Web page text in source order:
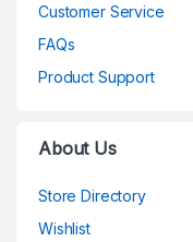
Customer Service
FAQs
Product Support
About Us
Store Directory
Wishlist